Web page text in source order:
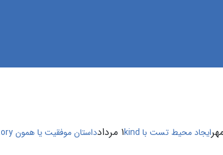
ایجاد محیط تست با kind ۱ مرداد داستان موفقیت یا همون Success story